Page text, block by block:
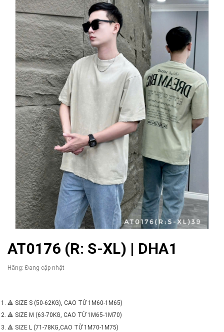
AT0176 (R: S-XL) | DHA1
Hãng: Đang cập nhật
🔺 SIZE S (50-62KG), CAO TỪ 1M60-1M65)
🔺 SIZE M (63-70KG, CAO TỪ 1M65-1M70)
🔺 SIZE L (71-78KG,CAO TỪ 1M70-1M75)